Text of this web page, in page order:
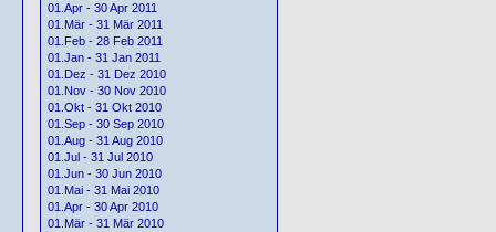
01.Apr - 30 Apr 2011
01.Mär - 31 Mär 2011
01.Feb - 28 Feb 2011
01.Jan - 31 Jan 2011
01.Dez - 31 Dez 2010
01.Nov - 30 Nov 2010
01.Okt - 31 Okt 2010
01.Sep - 30 Sep 2010
01.Aug - 31 Aug 2010
01.Jul - 31 Jul 2010
01.Jun - 30 Jun 2010
01.Mai - 31 Mai 2010
01.Apr - 30 Apr 2010
01.Mär - 31 Mär 2010